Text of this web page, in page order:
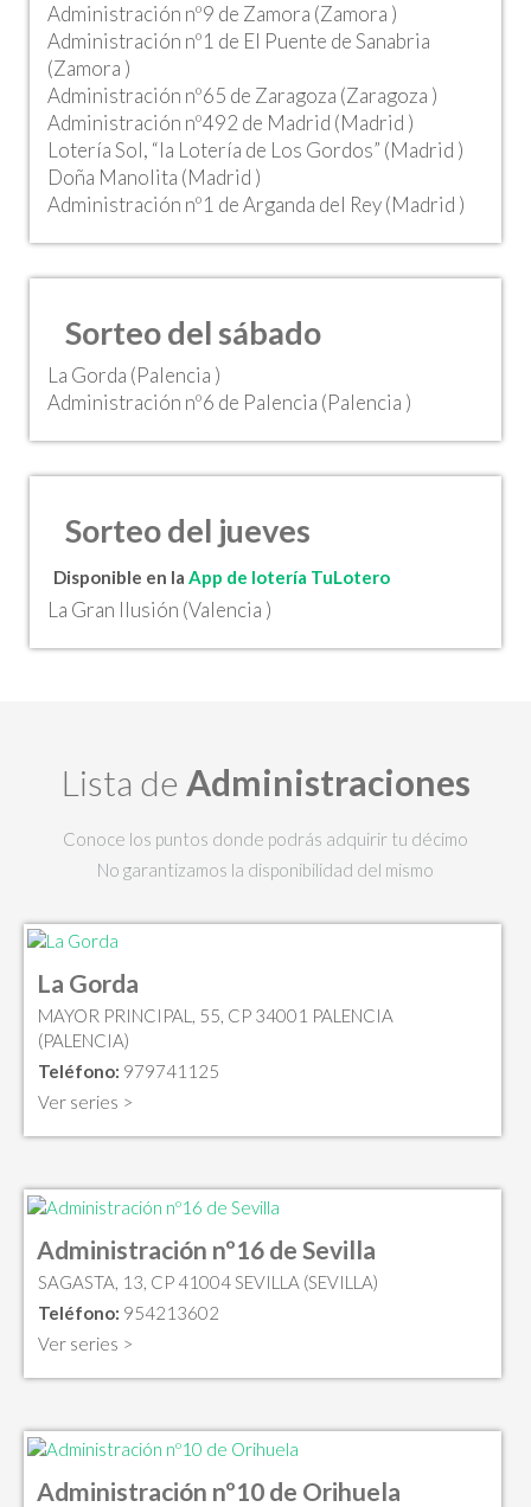
Administración nº9 de Zamora (Zamora )
Administración nº1 de El Puente de Sanabria
(Zamora )
Administración nº65 de Zaragoza (Zaragoza )
Administración nº492 de Madrid (Madrid )
Lotería Sol, “la Lotería de Los Gordos” (Madrid )
Doña Manolita (Madrid )
Administración nº1 de Arganda del Rey (Madrid )
Sorteo del sábado
La Gorda (Palencia )
Administración nº6 de Palencia (Palencia )
Sorteo del jueves
Disponible en la App de lotería TuLotero
La Gran Ilusión (Valencia )
Lista de Administraciones
Conoce los puntos donde podrás adquirir tu décimo
No garantizamos la disponibilidad del mismo
La Gorda
MAYOR PRINCIPAL, 55, CP 34001 PALENCIA
(PALENCIA)
Teléfono: 979741125
Ver series >
Administración nº16 de Sevilla
SAGASTA, 13, CP 41004 SEVILLA (SEVILLA)
Teléfono: 954213602
Ver series >
Administración nº10 de Orihuela